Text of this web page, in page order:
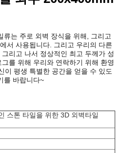
류는 주로 외벽 장식을 위해, 그리고
서 사용됩니다. 그리고 우리의 다른
리고 나서 정상적인 최고 두께가 성
를 위해 우리와 연락하기 위해 환영
이 평생 특별한 공간을 얻을 수 있도
를 바랍니다~
스톤 타일을 위한 3D 외벽타일